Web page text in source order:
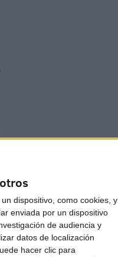
dispositivo, como cookies, y
enviada por un dispositivo
de audiencia y
datos de localización
hacer clic para